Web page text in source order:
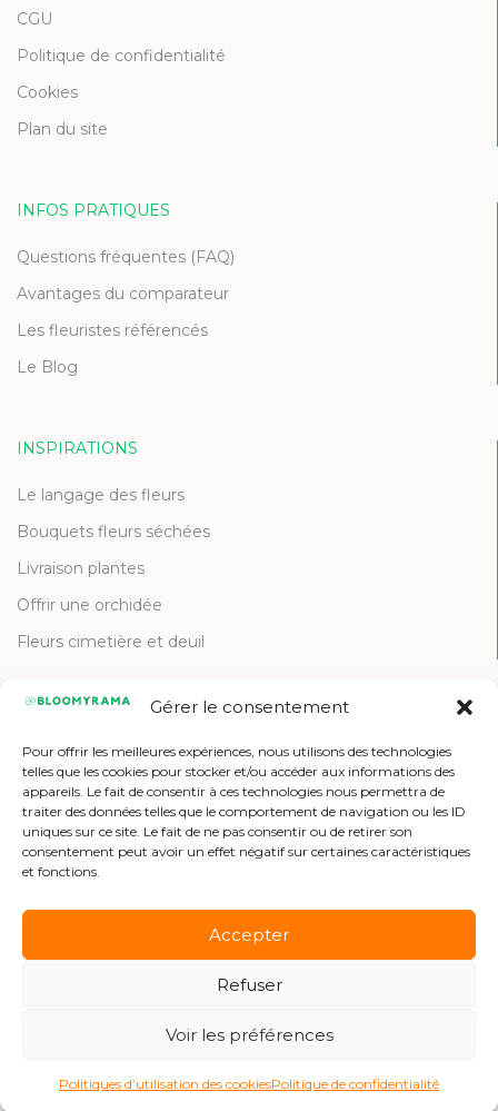
Gérer le consentement
Pour offrir les meilleures expériences, nous utilisons des technologies
telles que les cookies pour stocker et/ou accéder aux informations des
appareils. Le fait de consentir à ces technologies nous permettra de
traiter des données telles que le comportement de navigation ou les ID
uniques sur ce site. Le fait de ne pas consentir ou de retirer son
consentement peut avoir un effet négatif sur certaines caractéristiques
et fonctions.
Accepter
Refuser
Voir les préférences
Politiques d’utilisation des cookiesPolitique de confidentialité
CGU
Politique de confidentialité
Cookies
Plan du site
INFOS PRATIQUES
Questions fréquentes (FAQ)
Avantages du comparateur
Les fleuristes référencés
Le Blog
INSPIRATIONS
Le langage des fleurs
Bouquets fleurs séchées
Livraison plantes
Offrir une orchidée
Fleurs cimetière et deuil
Contactez-nous
Etre référencé
Offres d'emploi